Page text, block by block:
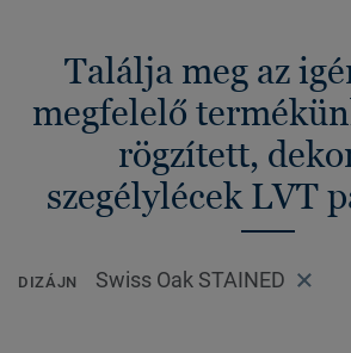
Találja meg az
megfelelő
rögzített,
szegélylécek LVT
DIZÁJN Swiss Oak STAINED